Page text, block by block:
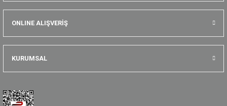
ONLINE ALIŞVERİŞ
KURUMSAL